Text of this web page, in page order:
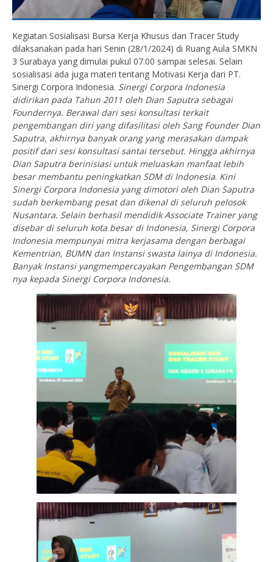
Kegiatan Sosialisasi Bursa Kerja Khusus dan Tracer Study
dilaksanakan pada hari Senin (28/1/2024) di Ruang Aula SMKN
3 Surabaya yang dimulai pukul 07.00 sampai selesai. Selain
sosialisasi ada juga materi tentang Motivasi Kerja dari PT.
Sinergi Corpora Indonesia. Sinergi Corpora Indonesia
didirikan pada Tahun 2011 oleh Dian Saputra sebagai
Foundernya. Berawal dari sesi konsultasi terkait
pengembangan diri yang difasilitasi oleh Sang Founder Dian
Saputra, akhirnya banyak orang yang merasakan dampak
positif dari sesi konsultasi santai tersebut. Hingga akhirnya
Dian Saputra berinisiasi untuk meluaskan manfaat lebih
besar membantu peningkatkan SDM di Indonesia. Kini
Sinergi Corpora Indonesia yang dimotori oleh Dian Saputra
sudah berkembang pesat dan dikenal di seluruh pelosok
Nusantara. Selain berhasil mendidik Associate Trainer yang
disebar di seluruh kota besar di Indonesia, Sinergi Corpora
Indonesia mempunyai mitra kerjasama dengan berbagai
Kementrian, BUMN dan Instansi swasta lainya di Indonesia.
Banyak Instansi yangmempercayakan Pengembangan SDM
nya kepada Sinergi Corpora Indonesia.